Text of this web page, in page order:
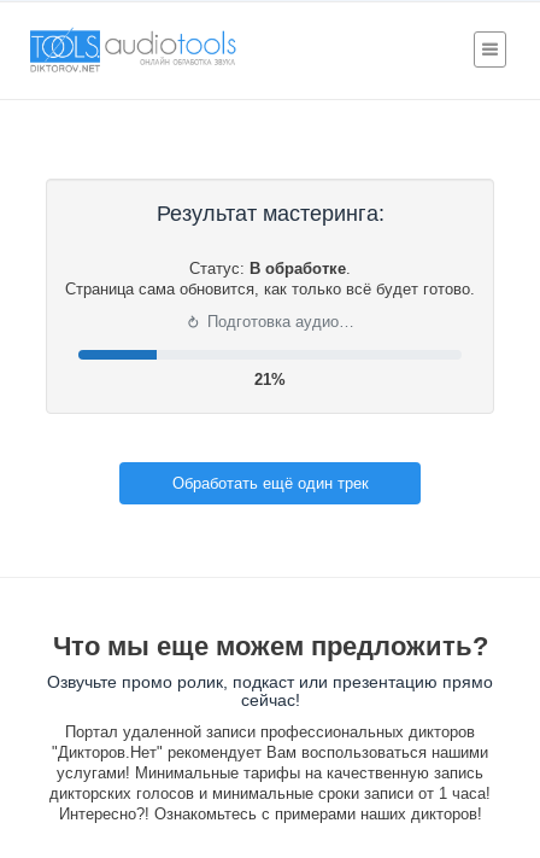
Результат мастеринга:
Статус: В обработке.
Страница сама обновится, как только всё будет готово.
⟳ Подготовка аудио…
21%
Обработать ещё один трек
Что мы еще можем предложить?
Озвучьте промо ролик, подкаст или презентацию прямо
сейчас!
Портал удаленной записи профессиональных дикторов
"Дикторов.Нет" рекомендует Вам воспользоваться нашими
услугами! Минимальные тарифы на качественную запись
дикторских голосов и минимальные сроки записи от 1 часа!
Интересно?! Ознакомьтесь с примерами наших дикторов!